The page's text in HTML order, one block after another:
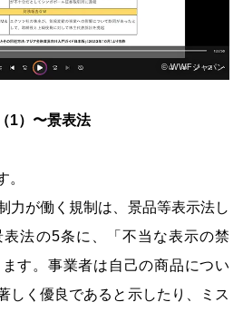
© WWFジャパン
1）〜景表法
。
力が働く規制は、景品等表示法し
法の5条に、「不当な表示の禁
す。事業者は自己の商品につい
しく優良であると示したり、ミス